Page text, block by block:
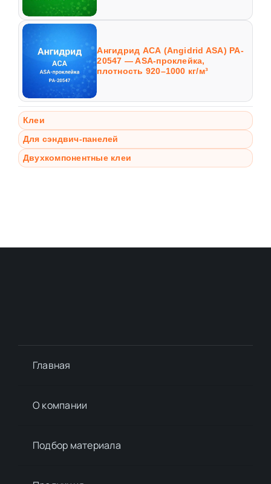
Ангидрид АСА (Angidrid ASA) PA-
20547 — ASA-проклейка,
плотность 920–1000 кг/м³
Клеи
Для сэндвич-панелей
Двухкомпонентные клеи
Главная
О компании
Подбор материалa